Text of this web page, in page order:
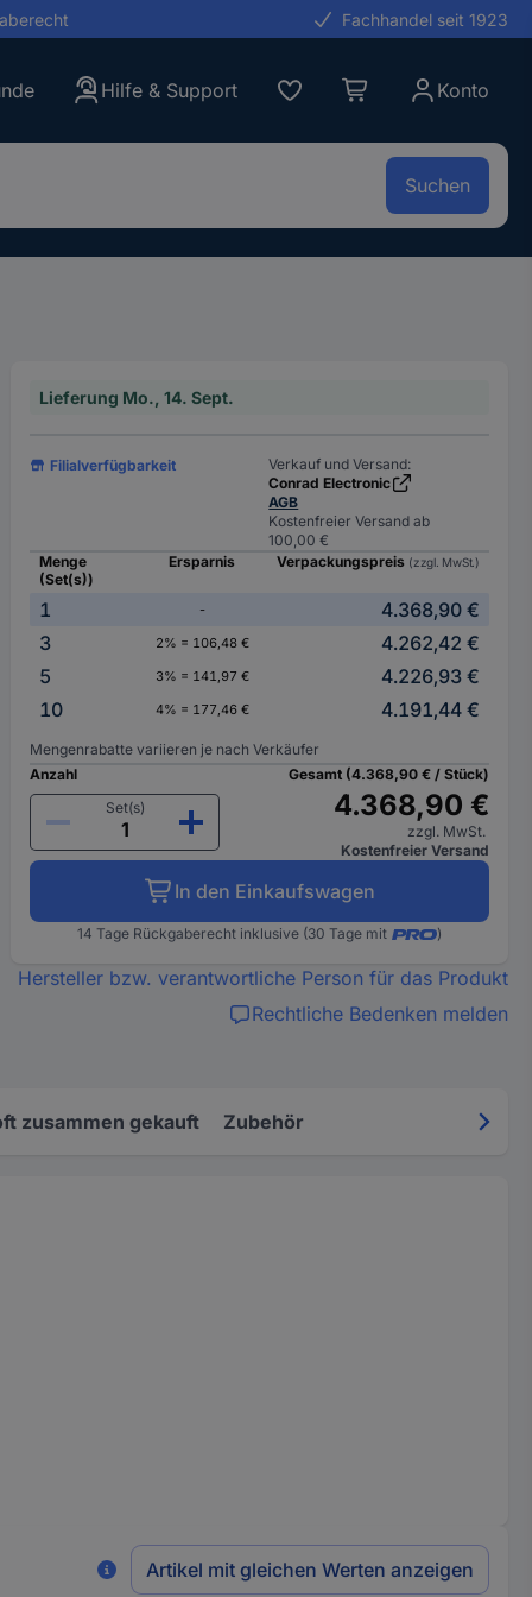
Fachhandel seit 1923
Hilfe & Support Konto
Suchen
Lieferung Mo., 14. Sept.
Filialverfügbarkeit
Verkauf und Versand:
Conrad Electronic
AGB
Kostenfreier Versand ab
100,00 €
Menge
(Set(s))
Ersparnis Verpackungspreis (zzgl. MwSt.)
1 -
4.368,90 €
3
2% = 106,48 €
4.262,42 €
5
3% = 141,97 €
4.226,93 €
10
4% = 177,46 € 4.191,44 €
Mengenrabatte variieren je nach Verkäufer
Anzahl
Set(s)
Gesamt (4.368,90 € / Stück)
4.368,90 €
zzgl. MwSt.
Kostenfreier Versand
In den Einkaufswagen
14 Tage Rückgaberecht inklusive (30 Tage mit )
Hersteller bzw. verantwortliche Person für das Produkt
Rechtliche Bedenken melden
zusammen gekauft Zubehör
Artikel mit gleichen Werten anzeigen